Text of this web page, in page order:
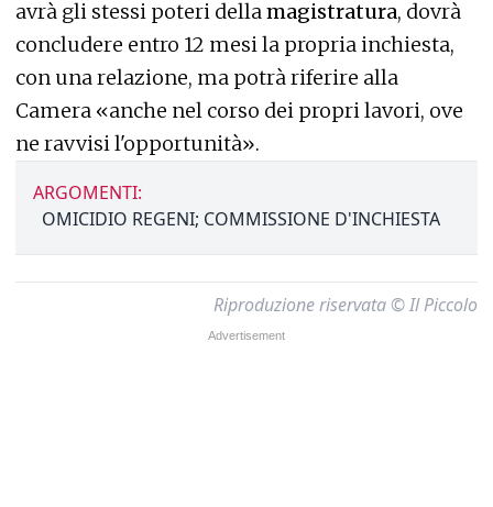
avrà gli stessi poteri dellamagistratura, dovrà
concludere entro 12 mesi la propria inchiesta,
con una relazione, ma potrà riferire alla
Camera «anche nel corso dei propri lavori, ove
ne ravvisi l'opportunità».
ARGOMENTI:
OMICIDIO REGENI; COMMISSIONE D'INCHIESTA
Riproduzione riservata © Il Piccolo